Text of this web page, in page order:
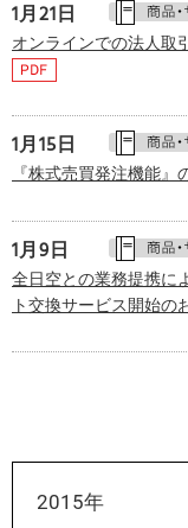
1月21日
オンラインでの法人取
1月15日
『株式売買発注機能』
1月9日
全日空との業務提携に
ト交換サービス開始の
2015年